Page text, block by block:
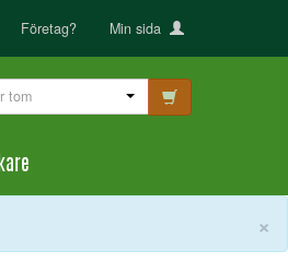
Företag? Min sida
tom
×